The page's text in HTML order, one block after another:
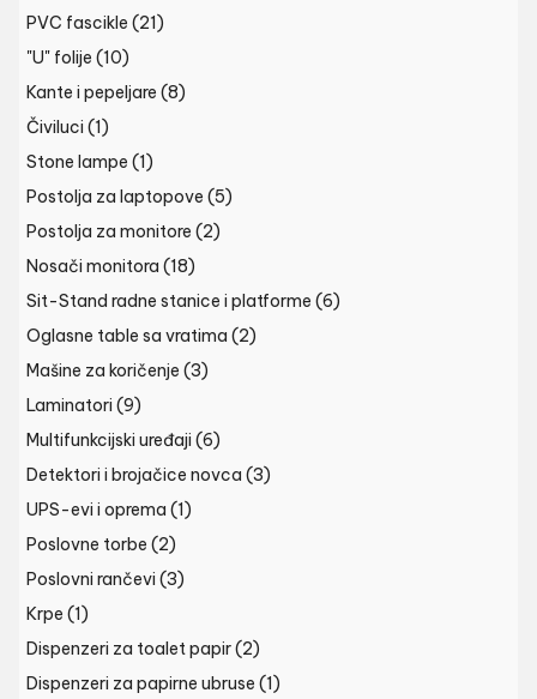
PVC fascikle (21)
"U" folije (10)
Kante i pepeljare (8)
Čiviluci (1)
Stone lampe (1)
Postolja za laptopove (5)
Postolja za monitore (2)
Nosači monitora (18)
Sit-Stand radne stanice i platforme (6)
Oglasne table sa vratima (2)
Mašine za koričenje (3)
Laminatori (9)
Multifunkcijski uređaji (6)
Detektori i brojačice novca (3)
UPS-evi i oprema (1)
Poslovne torbe (2)
Poslovni rančevi (3)
Krpe (1)
Dispenzeri za toalet papir(2)
Dispenzeri za papirne ubruse (1)